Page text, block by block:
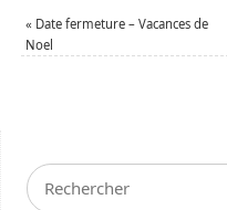
« Date fermeture – Vacances de
Noel